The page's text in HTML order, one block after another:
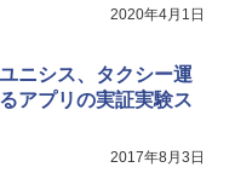
2020年4月1日
ニシス、タクシー運
アプリの実証実験ス
2017年8月3日